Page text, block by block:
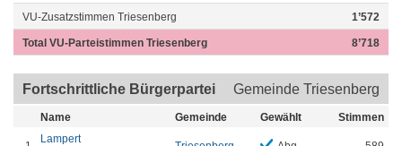
VU-Zusatzstimmen Triesenberg 1’572
Total VU-Parteistimmen Triesenberg 8’718
Fortschrittliche Bürgerpartei Gemeinde Triesenberg
Name Gemeinde Gewählt Stimmen
Lampert